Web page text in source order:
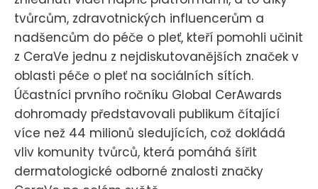
tvůrcům, zdravotnických influencerům a
nadšencům do péče o pleť, kteří pomohli učinit
z CeraVe jednu z nejdiskutovanějších značek v
oblasti péče o pleť na sociálních sítích.
Účastníci prvního ročníku Global CerAwards
dohromady představovali publikum čítající
více než 44 milionů sledujících, což dokládá
vliv komunity tvůrců, která pomáhá šířit
dermatologické odborné znalosti značky